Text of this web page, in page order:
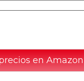
en Amazon